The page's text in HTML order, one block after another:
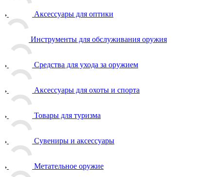
Аксессуары для оптики
Инструменты для обслуживания оружия
Средства для ухода за оружием
Аксессуары для охоты и спорта
Товары для туризма
Сувениры и аксессуары
Метательное оружие